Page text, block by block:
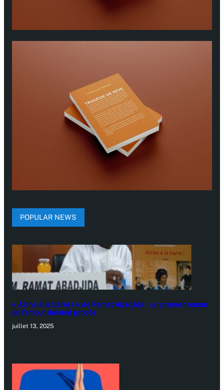
POPULAR NEWS
« Aïcha à la barre ! » de Ramat Abadjida : un premier roman
où l’amour devient procès
juillet 13, 2025